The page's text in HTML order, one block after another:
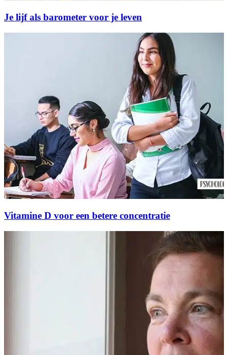
Je lijf als barometer voor je leven
Vitamine D voor een betere concentratie